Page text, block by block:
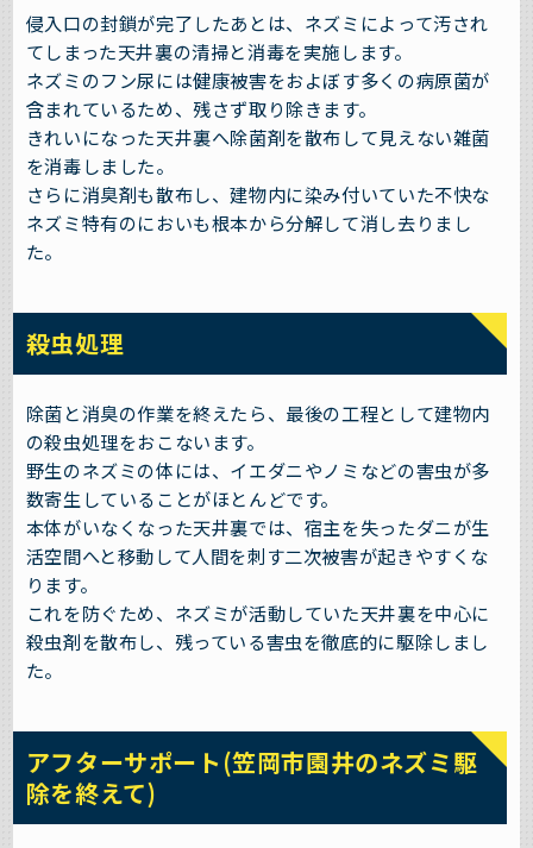
侵入口の封鎖が完了したあとは、ネズミによって汚され
てしまった天井裏の清掃と消毒を実施します。
ネズミのフン尿には健康被害をおよぼす多くの病原菌が
含まれているため、残さず取り除きます。
きれいになった天井裏へ除菌剤を散布して見えない雑菌
を消毒しました。
さらに消臭剤も散布し、建物内に染み付いていた不快な
ネズミ特有のにおいも根本から分解して消し去りまし
た。
殺虫処理
除菌と消臭の作業を終えたら、最後の工程として建物内
の殺虫処理をおこないます。
野生のネズミの体には、イエダニやノミなどの害虫が多
数寄生していることがほとんどです。
本体がいなくなった天井裏では、宿主を失ったダニが生
活空間へと移動して人間を刺す二次被害が起きやすくな
ります。
これを防ぐため、ネズミが活動していた天井裏を中心に
殺虫剤を散布し、残っている害虫を徹底的に駆除しまし
た。
アフターサポート(笠岡市園井のネズミ駆
除を終えて)